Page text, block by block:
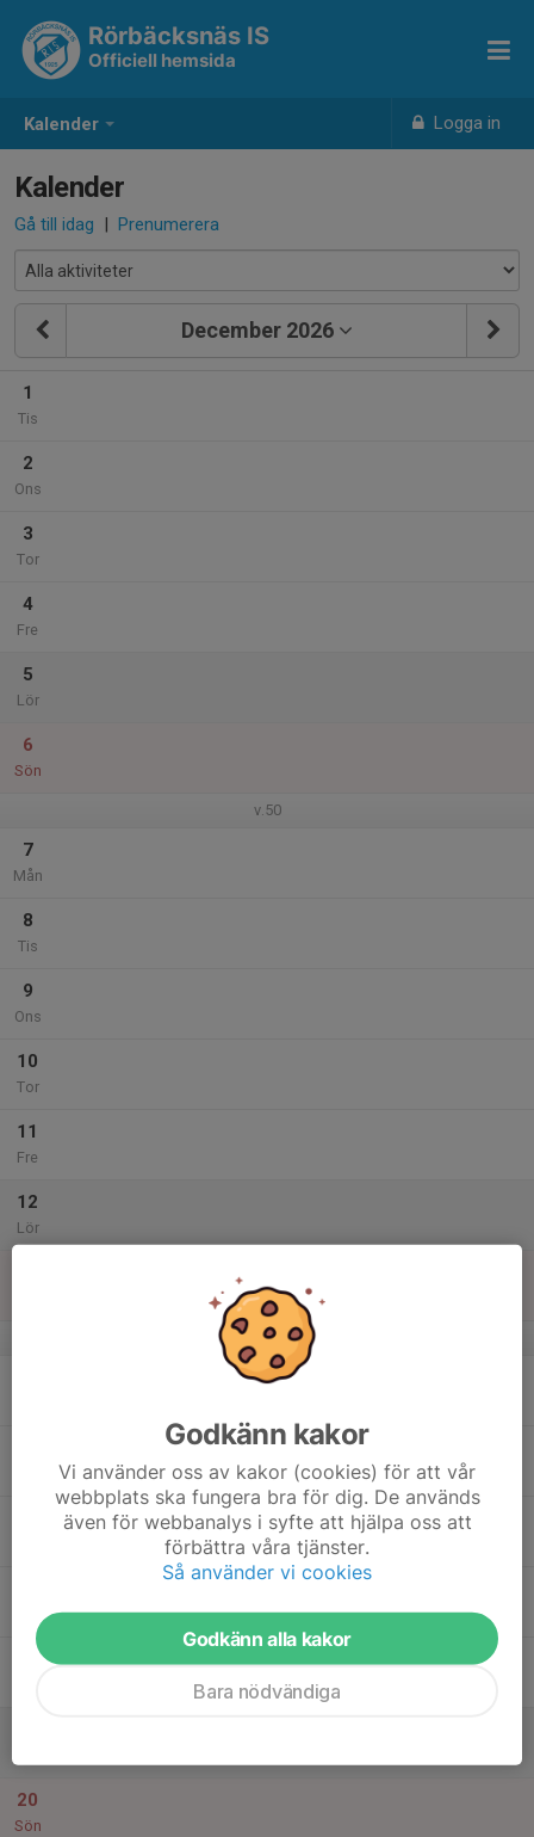
Kalender Logga in
Rörbäcksnäs IS
Officiell hemsida
Kalender
Gå till idag | Prenumerera
December 2026
1
Tis
2
Ons
3
Tor
4
Fre
5
Lör
6
Sön
v.50
7
Mån
8
Tis
9
Ons
10
Tor
11
Fre
12
Lör
v.51
20
Sön
Godkänn kakor
Vi använder oss av kakor (cookies) för att vår
webbplats ska fungera bra för dig. De används
även för webbanalys i syfte att hjälpa oss att
förbättra våra tjänster.
Så använder vi cookies
Godkänn alla kakor
Bara nödvändiga